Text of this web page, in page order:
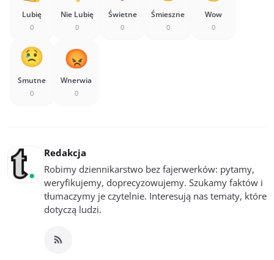
Lubię
0
Nie Lubię
0
Świetne
0
Śmieszne
0
Wow
0
Smutne
0
Wnerwia
0
Redakcja
Robimy dziennikarstwo bez fajerwerków: pytamy,
weryfikujemy, doprecyzowujemy. Szukamy faktów i
tłumaczymy je czytelnie. Interesują nas tematy, które
dotyczą ludzi.